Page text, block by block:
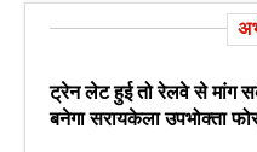
ट्रेन लेट हुई तो रेलवे से मांग
बनेगा सरायकेला उपभोक्ता